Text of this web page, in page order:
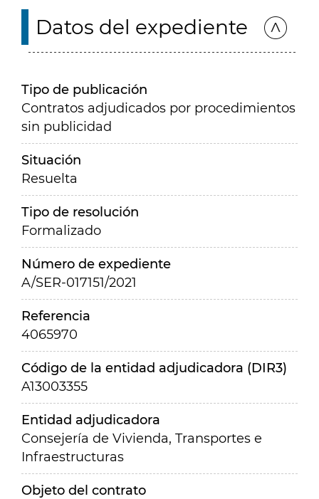
Datos del expediente
Tipo de publicación
Contratos adjudicados por procedimientos
sin publicidad
Situación
Resuelta
Tipo de resolución
Formalizado
Número de expediente
A/SER-017151/2021
Referencia
4065970
Código de la entidad adjudicadora (DIR3)
A13003355
Entidad adjudicadora
Consejería de Vivienda, Transportes e
Infraestructuras
Objeto del contrato